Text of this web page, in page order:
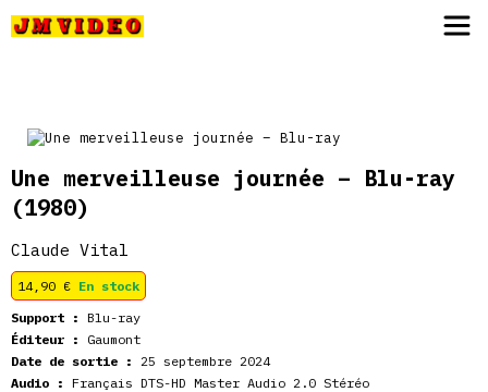
Une merveilleuse journée – Blu-ray
(1980)
Claude Vital
14,90 € En stock
Support : Blu-ray
Éditeur :
Gaumont
Date de sortie :
25 septembre 2024
Audio : Français DTS-HD Master Audio 2.0 Stéréo